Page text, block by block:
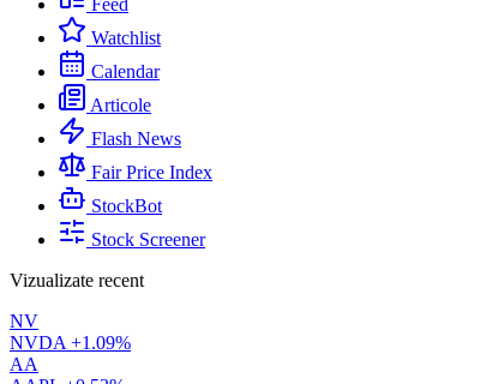
Feed
Watchlist
Calendar
Articole
Flash News
Fair Price Index
StockBot
Stock Screener
Vizualizate recent
NV
NVDA +1.09%
AA